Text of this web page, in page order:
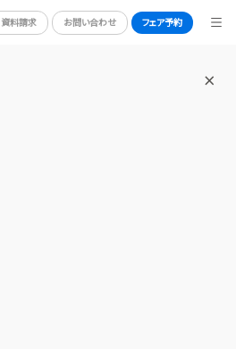
資料請求 お問い合わせ フェア予約